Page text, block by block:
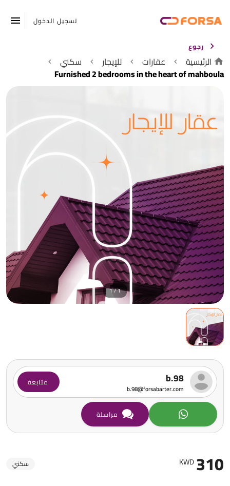
تسجيل الدخول
رجوع
الرئيسية عقارات للإيجار
سكني
Furnished 2 bedrooms in the heart of mahboula
310
KWD سكني
1 / 1
b.98
b.98@forsabarter.com
متابعة
مراسلة